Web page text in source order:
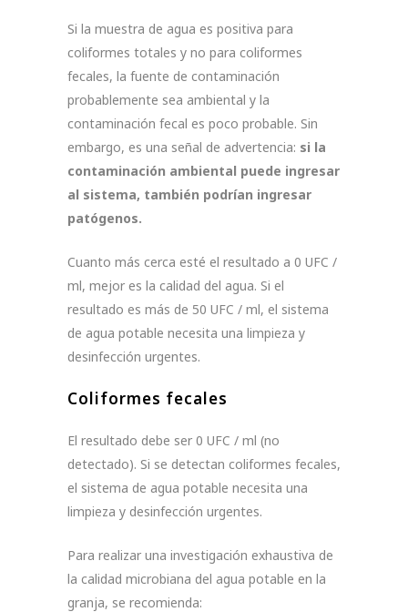
Si la muestra de agua es positiva para
coliformes totales y no para coliformes
fecales, la fuente de contaminación
probablemente sea ambiental y la
contaminación fecal es poco probable. Sin
embargo, es una señal de advertencia: si la
contaminación ambiental puede ingresar
al sistema, también podrían ingresar
patógenos.
Cuanto más cerca esté el resultado a 0 UFC /
ml, mejor es la calidad del agua. Si el
resultado es más de 50 UFC / ml, el sistema
de agua potable necesita una limpieza y
desinfección urgentes.
Coliformes fecales
El resultado debe ser 0 UFC / ml (no
detectado). Si se detectan coliformes fecales,
el sistema de agua potable necesita una
limpieza y desinfección urgentes.
Para realizar una investigación exhaustiva de
la calidad microbiana del agua potable en la
granja, se recomienda: